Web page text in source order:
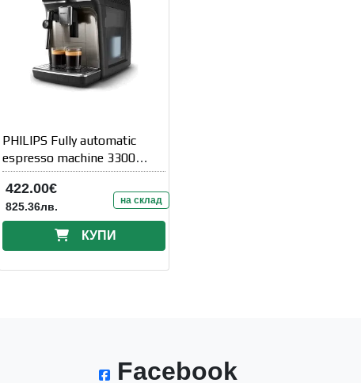
PHILIPS Fully automatic
espresso machine 3300
series 5
422.00€
825.36лв. на склад
КУПИ
Facebook